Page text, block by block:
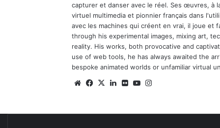
capturer et danser avec le réel. Ses œuvres, à
virtuel multimedia et pionnier français dans
avec les machines qui créent en vrai, il joue et
through his experimental images, mixing art,
reality. His works, both provocative and
use of web tools, he has always awaited the
bespoke animated worlds or unfamiliar virtual
We Fa
X
Lin Fli Yo